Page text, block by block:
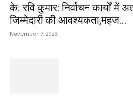
के. रवि कुमार: निर्वाचन कार्यों में
जिम्मेदारी की आवश्यकता,महज...
November 7, 2023